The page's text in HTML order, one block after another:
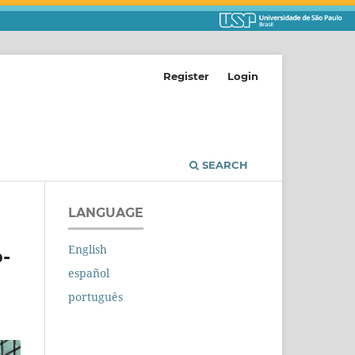
SEARCH
Register Login
LANGUAGE
English
español
português